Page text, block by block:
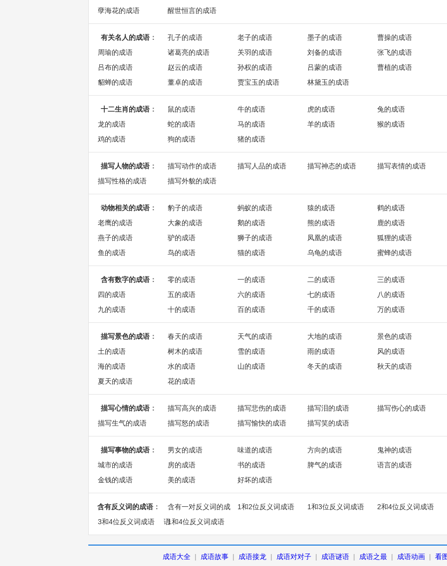
孽海花的成语
醒世恒言的成语
有关名人的成语 ： 孔子的成语 老子的成语 墨子的成语
曹操的成语
周瑜的成语
诸葛亮的成语 关羽的成语 刘备的成语
张飞的成语
吕布的成语
赵云的成语 孙权的成语 吕蒙的成语
曹植的成语
貂蝉的成语
董卓的成语 贾宝玉的成语 林黛玉的成语
十二生肖的成语 ： 鼠的成语 牛的成语 虎的成语
兔的成语
龙的成语
蛇的成语 马的成语 羊的成语
猴的成语
鸡的成语
狗的成语 猪的成语
描写人物的成语 ： 描写动作的成语 描写人品的成语 描写神态的成语
描写表情的成语
描写性格的成语
描写外貌的成语
动物相关的成语 ： 豹子的成语 蚂蚁的成语 猿的成语
鹤的成语
老鹰的成语
大象的成语 鹅的成语 熊的成语
鹿的成语
燕子的成语
驴的成语 狮子的成语 凤凰的成语
狐狸的成语
鱼的成语
鸟的成语 猫的成语 乌龟的成语 蜜蜂的成语
含有数字的成语 ： 零的成语 一的成语 二的成语
三的成语
四的成语
五的成语 六的成语 七的成语
八的成语
九的成语
十的成语 百的成语 千的成语 万的成语
描写景色的成语 ： 春天的成语 天气的成语 大地的成语
景色的成语
土的成语
树木的成语 雪的成语 雨的成语
风的成语
海的成语
水的成语 山的成语 冬天的成语
秋天的成语
夏天的成语
花的成语
描写心情的成语 ： 描写高兴的成语 描写悲伤的成语 描写泪的成语
描写伤心的成语
描写生气的成语
描写怒的成语 描写愉快的成语 描写笑的成语
描写事物的成语 ： 男女的成语 味道的成语 方向的成语
鬼神的成语
城市的成语
房的成语 书的成语 脾气的成语
语言的成语
金钱的成语
美的成语 好坏的成语
含有反义词的成语 ：
含有一对反义词的成
语
1和2位反义词成语 1和3位反义词成语
2和4位反义词成语
3和4位反义词成语
1和4位反义词成语
成语大全 | 成语故事 | 成语接龙 | 成语对对子 | 成语谜语 | 成语之最 | 成语动画 | 看